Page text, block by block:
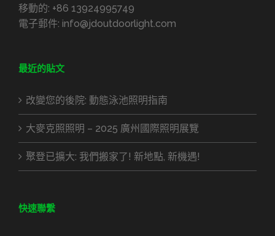
移動的: +86 13924995749
電子郵件: info@jdoutdoorlight.com
最近的貼文
改變您的後院: 動態泳池照明指南
大麥克照照明 – 2025 廣州國際照明展覽
聚登已擴大: 我們搬家了! 新地點, 新機遇!
快速聯繫